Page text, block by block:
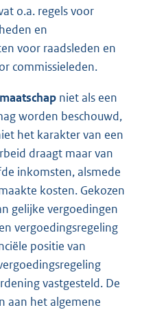
o.a. regels voor
en
voor raadsleden en
commissieleden.
niet als een
worden beschouwd,
het karakter van een
draagt maar van
inkomsten, alsmede
kosten. Gekozen
gelijke vergoedingen
vergoedingsregeling
positie van
vastgesteld. De
aan het algemene